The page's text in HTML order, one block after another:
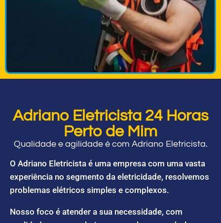
Adriano Eletricista 24 Horas
Perto de Mim
Qualidade e agilidade é com Adriano Eletricista.
O Adriano Eletricista é uma empresa com uma vasta
experiência no segmento da eletricidade, resolvemos
problemas elétricos simples e complexos.
Nosso foco é atender a sua necessidade, com